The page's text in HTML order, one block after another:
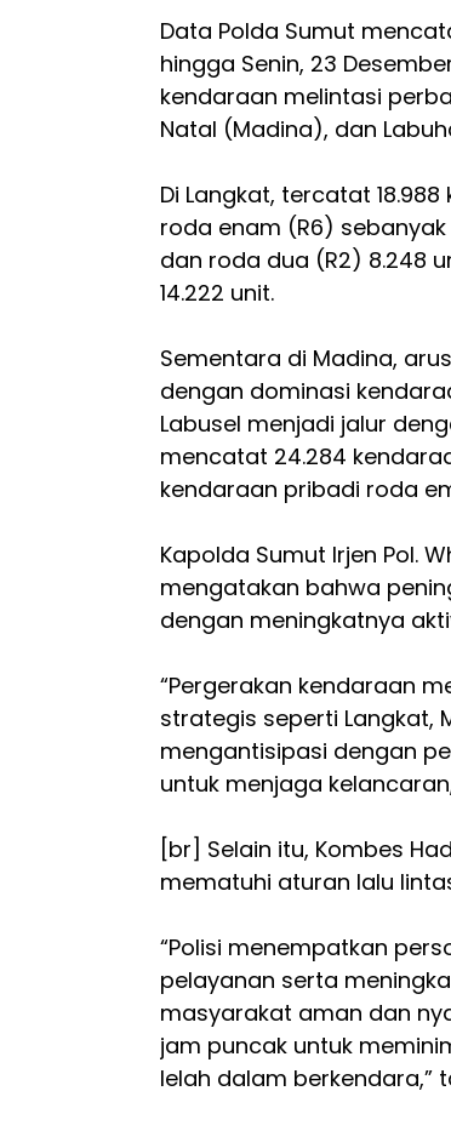
Data Polda Sumut
hingga Senin, 23
kendaraan melintasi
Natal (Madina), dan
Di Langkat, tercatat
roda enam (R6) sebanyak
dan roda dua (R2) 8.248
14.222 unit.
Sementara di Madina,
dengan dominasi
Labusel menjadi jalur
mencatat 24.284
kendaraan pribadi roda
Kapolda Sumut Irjen Pol.
mengatakan bahwa
dengan meningkatnya
“Pergerakan kendaraan
strategis seperti Langkat,
mengantisipasi dengan
untuk menjaga
[br] Selain itu, Kombes
mematuhi aturan lalu
“Polisi menempatkan
pelayanan serta
masyarakat aman dan
jam puncak untuk
lelah dalam berkendara,”